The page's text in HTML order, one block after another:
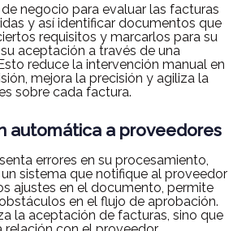
negocio para evaluar las facturas
y así identificar documentos que
requisitos y marcarlos para su
aceptación a través de una
reduce la intervención manual en
mejora la precisión y agiliza la
sobre cada factura.
automática a proveedores
errores en su procesamiento,
sistema que notifique al proveedor
ajustes en el documento, permite
en el flujo de aprobación.
la aceptación de facturas, sino que